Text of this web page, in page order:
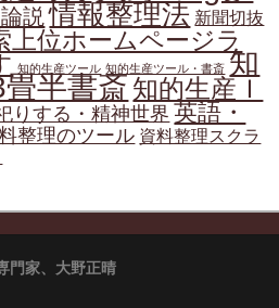
説 情報整理法 新聞切抜
上位ホームページラ
知的生産ツール 知的生産ツール・書斎 知
半書斎 知的生産Ｉ
りする・精神世界 英語・
整理のツール 資料整理スクラ
門家、大野正晴